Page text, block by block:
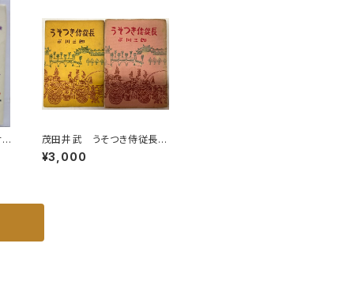
茂田井武 うそつき侍従長
上下巻 市川三郎 昭和29
年 桃園書房刊
¥3,000